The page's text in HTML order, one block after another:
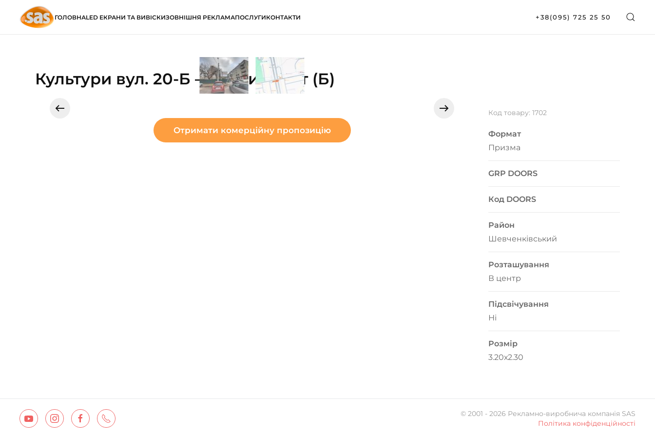
Skip to main content
ГОЛОВНАLED ЕКРАНИ ТА ВИВІСКИЗОВНІШНЯ РЕКЛАМАПОСЛУГИКОНТАКТИ +38(095) 725 25 50
Культури вул. 20-Б – Науки пр-кт (Б)
Отримати комерційну пропозицію
Код товару: 1702
Формат
Призма
GRP DOORS
Код DOORS
Район
Шевченківський
Розташування
В центр
Підсвічування
Ні
Розмір
3.20х2.30
© 2001 - 2026 Рекламно-виробнича компанія SAS
Політика конфіденційності